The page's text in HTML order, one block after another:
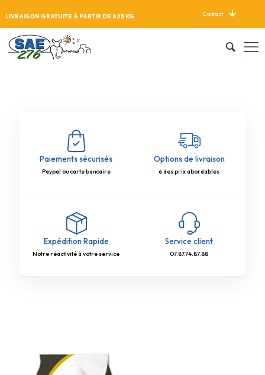
LIVRAISON GRATUITE À PARTIR DE 625 KG Contact
Paiements sécurisés
Paypal ou carte bancaire
Options de livraison
à des prix abordables
Expédition Rapide
Notre réactivité à votre service
Service client
07.87.74.87.88